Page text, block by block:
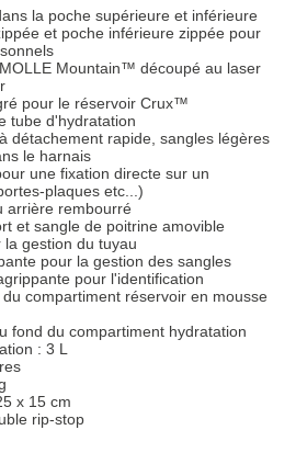
la poche supérieure et inférieure
et poche inférieure zippée pour
Mountain™ découpé au laser
pour le réservoir Crux™
tube d'hydratation
détachement rapide, sangles légères
le harnais
une fixation directe sur un
plaques etc...)
arrière rembourré
et sangle de poitrine amovible
gestion du tuyau
pour la gestion des sangles
pour l'identification
compartiment réservoir en mousse
fond du compartiment hydratation
: 3 L
x 15 cm
rip-stop